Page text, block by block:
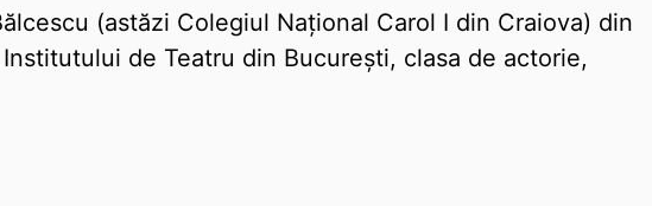
(astăzi Colegiul Național Carol I din Craiova) din
de Teatru din București, clasa de actorie,